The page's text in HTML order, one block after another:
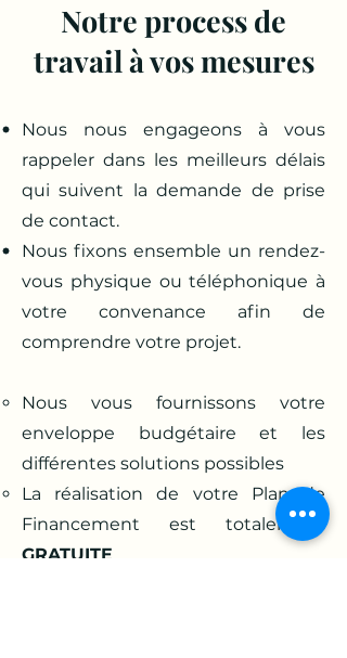
Notre process de
travail à vos mesures
Nous nous engageons à vous
rappeler dans les meilleurs délais
qui suivent la demande de prise
de contact.
Nous fixons ensemble un rendez-
vous physique ou téléphonique à
votre convenance afin de
comprendre votre projet.
Nous vous fournissons votre
enveloppe budgétaire et les
différentes solutions possibles
La réalisation de votre Plan de
Financement est totalement
GRATUITE